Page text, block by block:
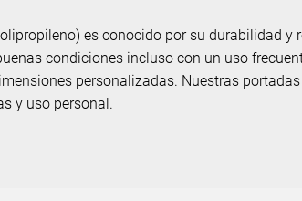
es conocido por su durabilidad
condiciones incluso con un uso
personalizadas. Nuestras
y uso personal.